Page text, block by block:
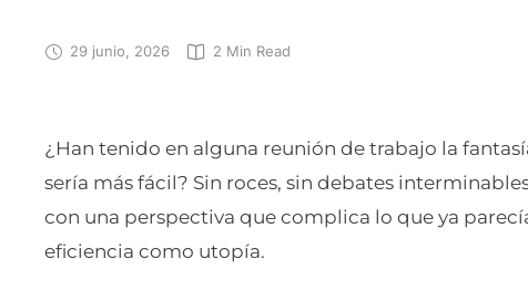
29 junio, 2026 2 Min Read
¿Han tenido en alguna reunión de trabajo la
sería más fácil? Sin roces, sin debates
con una perspectiva que complica lo que ya
eficiencia como utopía.